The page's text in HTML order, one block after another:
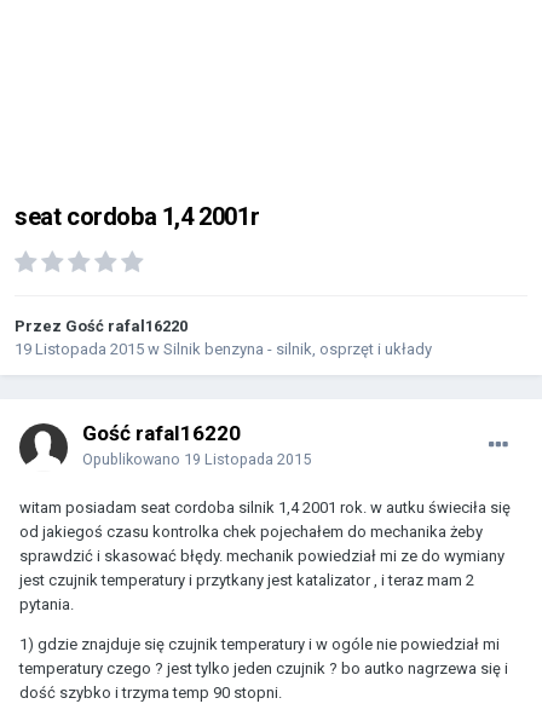
seat cordoba 1,4 2001r
Przez Gość rafal16220
19 Listopada 2015 w Silnik benzyna - silnik, osprzęt i układy
Gość rafal16220
Opublikowano 19 Listopada 2015
witam posiadam seat cordoba silnik 1,4 2001 rok. w autku świeciła się
od jakiegoś czasu kontrolka chek pojechałem do mechanika żeby
sprawdzić i skasować błędy. mechanik powiedział mi ze do wymiany
jest czujnik temperatury i przytkany jest katalizator , i teraz mam 2
pytania.
1) gdzie znajduje się czujnik temperatury i w ogóle nie powiedział mi
temperatury czego ? jest tylko jeden czujnik ? bo autko nagrzewa się i
dość szybko i trzyma temp 90 stopni.